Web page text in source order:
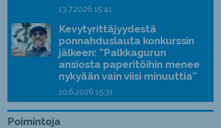
13.7.2026 15:41
Kevytyrittäjyydestä
ponnahduslauta konkurssin
jälkeen: ”Palkkagurun
ansiosta paperitöihin menee
nykyään vain viisi minuuttia”
10.6.2026 15:31
Poimintoja